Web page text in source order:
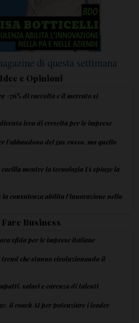
di questa settimana
Idee e Opinioni
+76% di raccolta e il mercato si
leva di crescita per le imprese
l'abbandono del gas russo, ma quello
mentre la tecnologia IA spinge la
consulenza abilita l'innovazione nella
Fare Business
sfida per le imprese italiane
trend che stanno rivoluzionando il
salari e carenza di talenti
il coach AI per potenziare i leader